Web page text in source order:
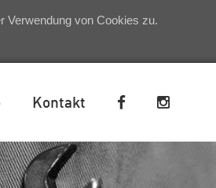
Verwendung von Cookies zu.
Kontakt